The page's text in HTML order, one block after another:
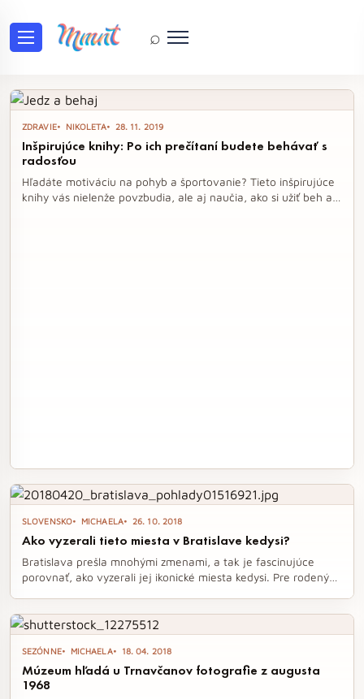
⌕
Tag: dejiny
ZDRAVIE NIKOLETA 28. 11. 2019
Inšpirujúce knihy: Po ich prečítaní budete behávať s
radosťou
Hľadáte motiváciu na pohyb a športovanie? Tieto inšpirujúce
knihy vás nielenže povzbudia, ale aj naučia, ako si užiť beh a
SLOVENSKO MICHAELA 26. 10. 2018
Ako vyzerali tieto miesta v Bratislave kedysi?
Bratislava prešla mnohými zmenami, a tak je fascinujúce
porovnať, ako vyzerali jej ikonické miesta kedysi. Pre rodených
a čo zostalo takmer nezmenené. Na Facebookovej stránke
Bratislava a jej Premeny nájdete zaujímavé porovnania,
ktoré vás vtiahnu do histórie mesta.
SEZÓNNE MICHAELA 18. 04. 2018
Múzeum hľadá u Trnavčanov fotografie z augusta
1968